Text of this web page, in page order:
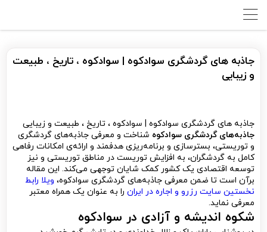
جاذبه های گردشگری سوادکوه | سوادکوه ، تاریخ ، طبیعت
و زیبایی
جاذبه های گردشگری سوادکوه | سوادکوه ، تاریخ ، طبیعت و زیبایی
جاذبه‌های گردشگری سوادکوه شناخت و معرفی جاذبه‌های گردشگری
و توریستی، بسترسازی و برنامه‌ریزی هدفمند و ارائه‌ی امکانات رفاهی
کامل به گردشگران، به افزایش توریست در مناطق توریستی و نیز
توسعه اقتصادی یک کشور کمک شایان توجهی می‌کند. این مقاله
برآن است تا ضمن معرفی جاذبه‌های گردشگری سواد‌کوه، ویلا رابط
نخستین سایت رزرو و اجاره در ایران را به عنوان یک همراه معتبر
معرفی نماید.
شکوه اندیشه و آزادی در سوادکوه